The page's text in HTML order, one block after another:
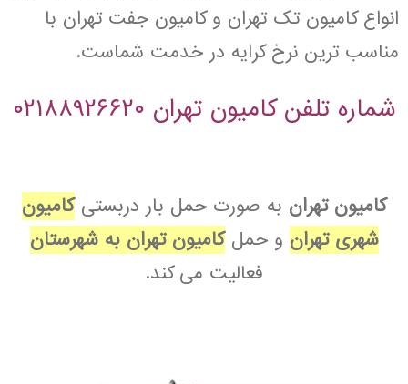
انواع کامیون تک تهران و کامیون جفت تهران با
مناسب ترین نرخ کرایه در خدمت شماست.
شماره تلفن کامیون تهران ۰۲۱۸۸۹۲۶۶۲۰
کامیون تهران به صورت حمل بار دربستیکامیون
شهری تهران و حملکامیون تهران به شهرستان
فعالیت می کند.